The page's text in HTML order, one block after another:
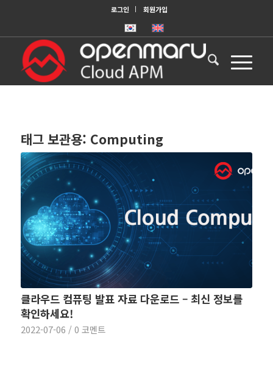
로그인 회원가입
태그 보관용: Computing
클라우드 컴퓨팅 발표 자료 다운로드 – 최신 정보를
확인하세요!
2022-07-06 / 0 코멘트